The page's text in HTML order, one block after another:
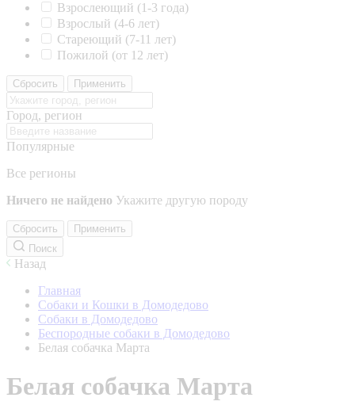
Взрослеющий (1-3 года)
Взрослый (4-6 лет)
Стареющий (7-11 лет)
Пожилой (от 12 лет)
Сбросить Применить
Город, регион
Популярные
Все регионы
Ничего не найдено Укажите другую породу
Сбросить
Применить
Поиск
Назад
Главная
Собаки и Кошки в Домодедово
Собаки в Домодедово
Беспородные собаки в Домодедово
Белая собачка Марта
Белая собачка Марта